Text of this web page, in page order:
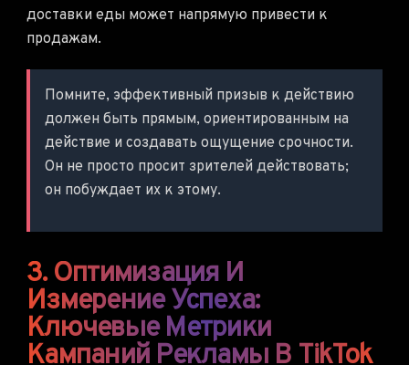
доставки еды может напрямую привести к
продажам.
Помните, эффективный призыв к действию
должен быть прямым, ориентированным на
действие и создавать ощущение срочности.
Он не просто просит зрителей действовать;
он побуждает их к этому.
3. Оптимизация И
Измерение Успеха:
Ключевые Метрики
Кампаний Рекламы В TikTok